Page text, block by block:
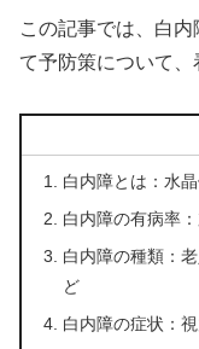
この記事では、白
て予防策について、
白内障とは：水
白内障の有病率
白内障の種類：
ど
白内障の症状：